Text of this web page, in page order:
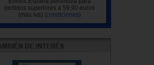
pedidos superiores a 59,90 euros
(más iva) (condiciones)